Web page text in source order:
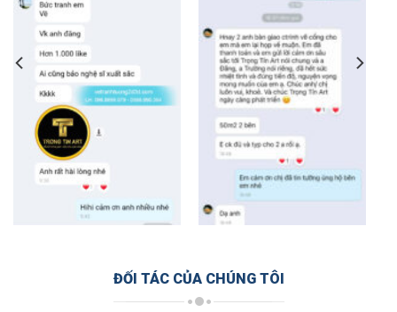
ĐỐI TÁC CỦA CHÚNG TÔI